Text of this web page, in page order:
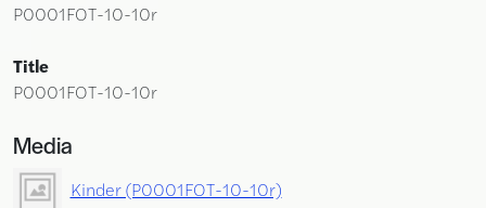
P0001FOT-10-10r
Title
P0001FOT-10-10r
Media
Kinder (P0001FOT-10-10r)